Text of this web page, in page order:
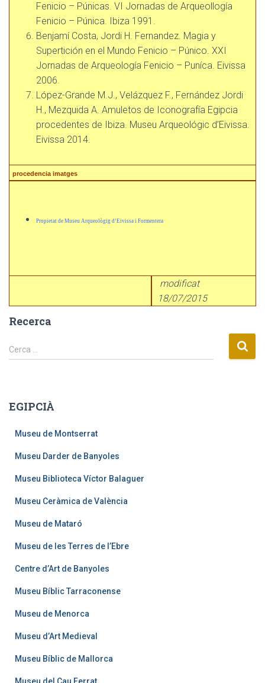
Fenicio – Púnicas. VI Jornadas de Arqueollogía
Fenicio – Púnica. Ibiza 1991.
Benjamí Costa, Jordi H. Fernandez. Magia y
Supertición en el Mundo Fenicio – Púnico. XXI
Jornadas de Arqueología Fenicio – Puníca. Eivissa
2006.
López-Grande M.J., Velázquez F., Fernández Jordi
H., Mezquida A. Amuletos de Iconografía Egipcia
procedentes de Ibiza. Museu Arqueológic d’Eivissa.
Eivissa 2014.
procedencia imatges
Propietat de Museu Arqueològig d’Eivissa i Formentera
modificat
18/07/2015
Recerca
C
e
:
Cerca …
EGIPCIÀ
Museu de Montserrat
Museu Darder de Banyoles
Museu Biblioteca Víctor Balaguer
Museu Ceràmica de València
Museu de Mataró
Museu de les Terres de l’Ebre
Centre d’Art de Banyoles
Museu Bíblic Tarraconense
Museu de Menorca
Museu d’Art Medieval
Museu Bíblic de Mallorca